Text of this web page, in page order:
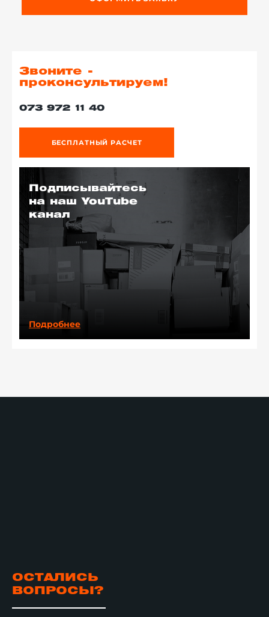
Звоните -
проконсультируем!
073 972 11 40
БЕСПЛАТНЫЙ РАСЧЕТ
Подписывайтесь
на наш YouTube
канал
Подробнее
ОСТАЛИСЬ
ВОПРОСЫ?